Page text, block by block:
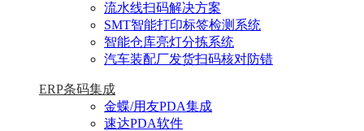
流水线扫码解决方案
SMT智能打印标签检测系统
智能仓库亮灯分拣系统
汽车装配厂发货扫码核对防错
ERP条码集成
金蝶/用友PDA集成
速达PDA软件